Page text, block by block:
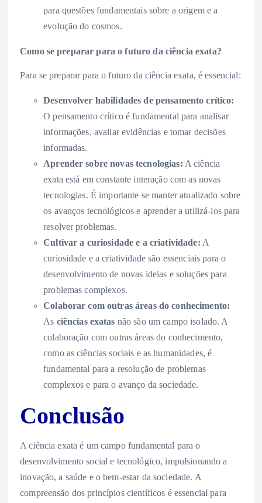
para questões fundamentais sobre a origem e a
evolução do cosmos.
Como se preparar para o futuro da ciência exata?
Para se preparar para o futuro da ciência exata, é essencial:
Desenvolver habilidades de pensamento crítico:
O pensamento crítico é fundamental para analisar
informações, avaliar evidências e tomar decisões
informadas.
Aprender sobre novas tecnologias: A ciência
exata está em constante interação com as novas
tecnologias. É importante se manter atualizado sobre
os avanços tecnológicos e aprender a utilizá-los para
resolver problemas.
Cultivar a curiosidade e a criatividade: A
curiosidade e a criatividade são essenciais para o
desenvolvimento de novas ideias e soluções para
problemas complexos.
Colaborar com outras áreas do conhecimento:
As ciências exatas não são um campo isolado. A
colaboração com outras áreas do conhecimento,
como as ciências sociais e as humanidades, é
fundamental para a resolução de problemas
complexos e para o avanço da sociedade.
Conclusão
A ciência exata é um campo fundamental para o
desenvolvimento social e tecnológico, impulsionando a
inovação, a saúde e o bem-estar da sociedade. A
compreensão dos princípios científicos é essencial para